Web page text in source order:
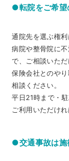
●転院をご希
通院先を選ぶ権
病院や整骨院に
で、ご相談いた
保険会社とのや
相談ください。
平日21時まで・
ご利用いただけれ
●交通事故は施